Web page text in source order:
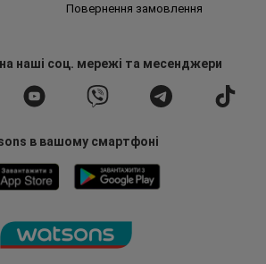
Повернення замовлення
наші соц. мережі та месенджери
в вашому смартфоні